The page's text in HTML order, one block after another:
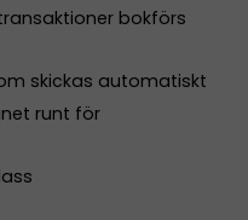
bokförs
skickas automatiskt
runt för